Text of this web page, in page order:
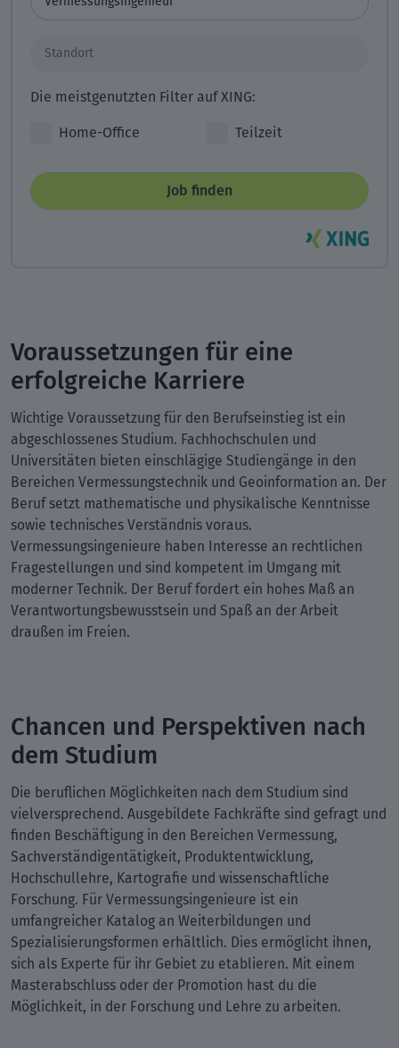
Job finden
Die meistgenutzten Filter auf XING:
Home-Office Teilzeit
Voraussetzungen für eine
erfolgreiche Karriere
Wichtige Voraussetzung für den Berufseinstieg ist ein
abgeschlossenes Studium. Fachhochschulen und
Universitäten bieten einschlägige Studiengänge in den
Bereichen Vermessungstechnik und Geoinformation an. Der
Beruf setzt mathematische und physikalische Kenntnisse
sowie technisches Verständnis voraus.
Vermessungsingenieure haben Interesse an rechtlichen
Fragestellungen und sind kompetent im Umgang mit
moderner Technik. Der Beruf fordert ein hohes Maß an
Verantwortungsbewusstsein und Spaß an der Arbeit
draußen im Freien.
Chancen und Perspektiven nach
dem Studium
Die beruflichen Möglichkeiten nach dem Studium sind
vielversprechend. Ausgebildete Fachkräfte sind gefragt und
finden Beschäftigung in den Bereichen Vermessung,
Sachverständigentätigkeit, Produktentwicklung,
Hochschullehre, Kartografie und wissenschaftliche
Forschung. Für Vermessungsingenieure ist ein
umfangreicher Katalog an Weiterbildungen und
Spezialisierungsformen erhältlich. Dies ermöglicht ihnen,
sich als Experte für ihr Gebiet zu etablieren. Mit einem
Masterabschluss oder der Promotion hast du die
Möglichkeit, in der Forschung und Lehre zu arbeiten.